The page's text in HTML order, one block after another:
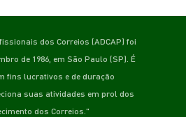
dos Correios (ADCAP) foi
de 1986, em São Paulo (SP). É
fins lucrativos e de duração
suas atividades em prol dos
dos Correios."